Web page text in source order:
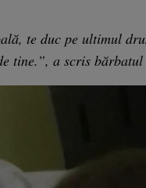
te duc pe ultimul
tine.”, a scris